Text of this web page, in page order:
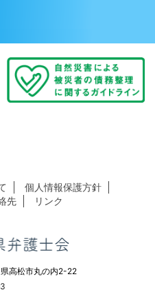
個人情報保護方針
先
リンク
高松市丸の内2-22